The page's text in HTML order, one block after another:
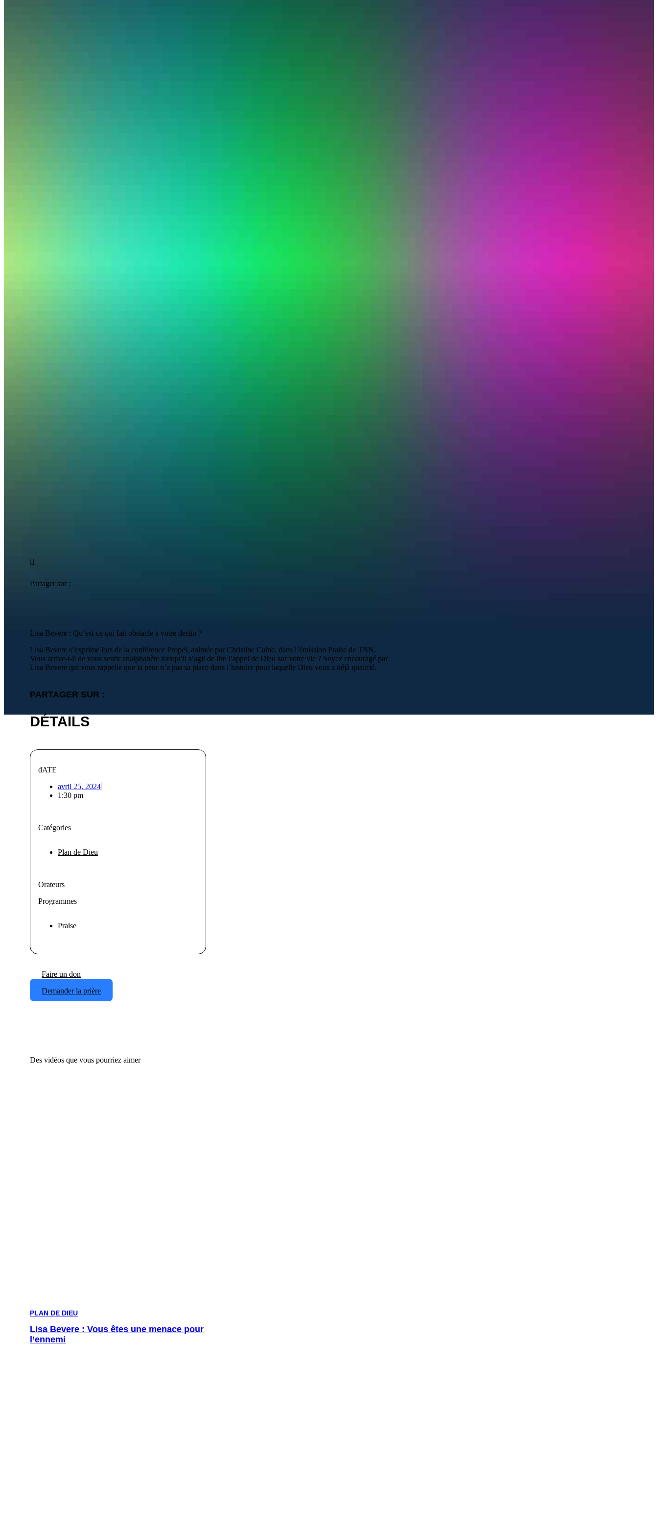
Partager sur :
Lisa Bevere : Qu’est-ce qui fait obstacle à votre destin ?
Lisa Bevere s’exprime lors de la conférence Propel, animée par Christine Caine, dans l’émission Praise de TBN.
Vous arrive-t-il de vous sentir analphabète lorsqu’il s’agit de lire l’appel de Dieu sur votre vie ? Soyez encouragé par
Lisa Bevere qui vous rappelle que la peur n’a pas sa place dans l’histoire pour laquelle Dieu vous a déjà qualifié.
PARTAGER SUR :
DÉTAILS
dATE
avril 25, 2024
1:30 pm
Catégories
Plan de Dieu
Orateurs
Programmes
Praise
Faire un don
Demander la prière
Des vidéos que vous pourriez aimer
PLAN DE DIEU
Lisa Bevere : Vous êtes une menace pour
l’ennemi